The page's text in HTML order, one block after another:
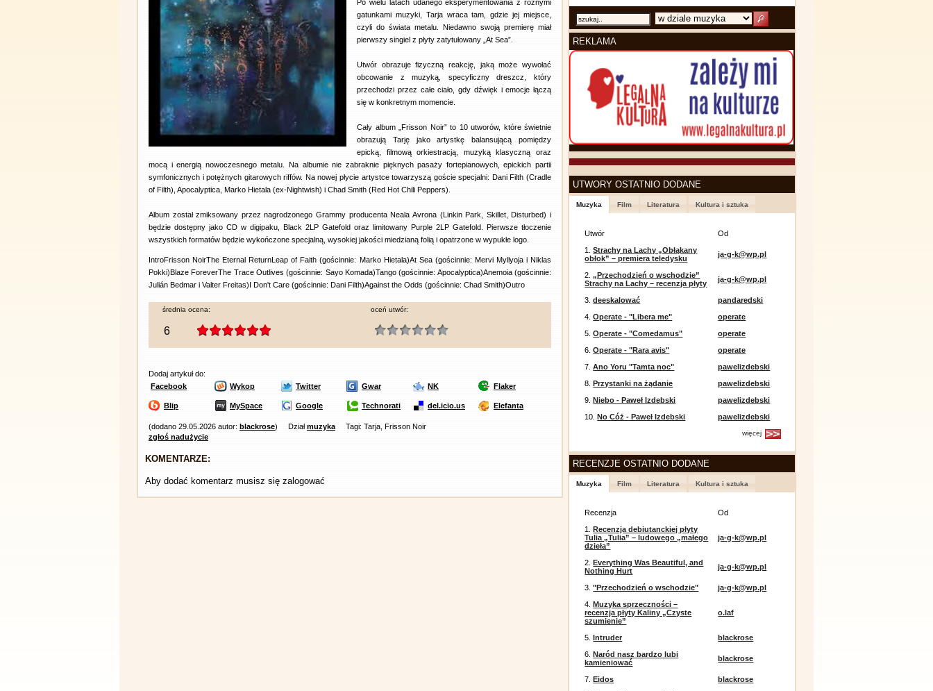
Po wielu latach udanego eksperymentowania z różnymi
gatunkami muzyki, Tarja wraca tam, gdzie jej miejsce,
czyli do świata metalu. Niedawno swoją premierę miał
pierwszy singiel z płyty zatytułowany „At Sea”.
Utwór obrazuje fizyczną reakcję, jaką może wywołać
obcowanie z muzyką, specyficzny dreszcz, który
przechodzi przez całe ciało, gdy dźwięk i emocje łączą
się w konkretnym momencie.
Cały album „Frisson Noir” to 10 utworów, które świetnie
obrazują Tarję jako artystkę balansującą pomiędzy
epicką, filmową orkiestracją, muzyką klasyczną oraz
mocą i energią nowoczesnego metalu. Na albumie nie zabraknie pięknych pasaży fortepianowych, epickich partii
symfonicznych i potężnych gitarowych riffów. Na nowej płycie artystce towarzyszą goście specjalni: Dani Filth (Cradle
of Filth), Apocalyptica, Marko Hietala (ex-Nightwish) i Chad Smith (Red Hot Chili Peppers).
Album został zmiksowany przez nagrodzonego Grammy producenta Neala Avrona (Linkin Park, Skillet, Disturbed) i
będzie dostępny jako CD w digipaku, Black 2LP Gatefold oraz limitowany Purple 2LP Gatefold. Pierwsze tłoczenie
wszystkich formatów będzie wykończone specjalną, wysokiej jakości miedzianą folią i opatrzone w wypukłe logo.
IntroFrisson NoirThe Eternal ReturnLeap of Faith (gościnnie: Marko Hietala)At Sea (gościnnie: Mervi Myllyoja i Niklas
Pokki)Blaze ForeverThe Trace Outlives (gościnnie: Sayo Komada)Tango (gościnnie: Apocalyptica)Anemoia (gościnnie:
Julián Bedmar i Valter Freitas)I Don't Care (gościnnie: Dani Filth)Against the Odds (gościnnie: Chad Smith)Outro
średnia ocena:
6
oceń utwór:
Dodaj artykuł do:
Facebook
Wykop Twitter Gwar NK Flaker
Blip MySpace Google Technorati del.icio.us Elefanta
(dodano 29.05.2026 autor: blackrose) Działmuzyka
Tagi: Tarja, Frisson Noir
zgłoś nadużycie
KOMENTARZE:
Aby dodać komentarz musisz się zalogować
REKLAMA
UTWORY OSTATNIO DODANE
Muzyka Film Literatura Kultura i sztuka
Utwór
Od
1.Strachy na Lachy „Obłąkany
obłok” – premiera teledysku
ja-g-k@wp.pl
2.„Przechodzień o wschodzie”
Strachy na Lachy – recenzja płyty
ja-g-k@wp.pl
3.deeskalować
pandaredski
4.Operate - "Libera me"
operate
5.Operate - "Comedamus"
operate
6.Operate - "Rara avis"
operate
7.Ano Yoru "Tamta noc"
pawelizdebski
8.Przystanki na żądanie
pawelizdebski
9.Niebo - Paweł Izdebski
pawelizdebski
10.No Cóż - Paweł Izdebski pawelizdebski
więcej
RECENZJE OSTATNIO DODANE
Muzyka Film Literatura Kultura i sztuka
Recenzja
Od
1.Recenzja debiutanckiej płyty
Tulia „Tulia” – ludowego „małego
dzieła”
ja-g-k@wp.pl
2.Everything Was Beautiful, and
Nothing Hurt
ja-g-k@wp.pl
3."Przechodzień o wschodzie"
ja-g-k@wp.pl
4.Muzyka sprzeczności –
recenzja płyty Kaliny „Czyste
szumienie”
o.laf
5.Intruder
blackrose
6.Naród nasz bardzo lubi
kamieniować
blackrose
7.Eidos
blackrose